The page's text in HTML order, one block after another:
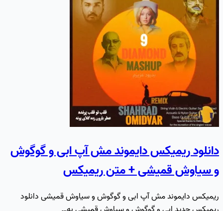
دانلود ریمیکس دایموند مش آپ ابی و گوگوش
و سیاوش قمیشی + متن ریمیکس
ریمیکس دایموند مش آپ ابی و گوگوش و سیاوش قمیشی دانلود